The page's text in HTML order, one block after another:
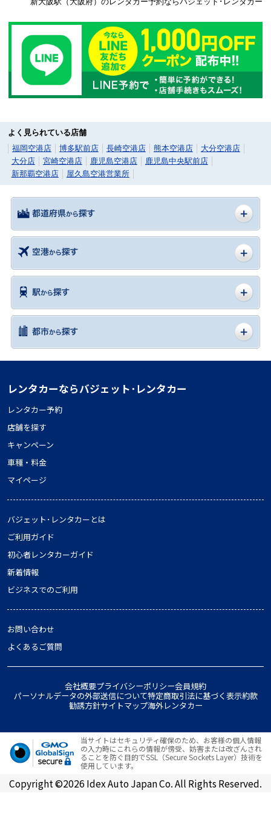
よく見られている店舗
福岡空港店
博多駅前店 長崎空港店 熊本空港店
大分空港店
大分店
宮崎空港店 鹿児島空港店
鹿児島中央駅前店
新那覇空港店
屋久島空港営業所
レンタカーならバジェット･レンタカー
レンタカー予約
店舗を探す
キャンペーン
車種・料金
マイページ
バジェット･レンタカーとは
ご利用ガイド
初心者レンタカーガイド
新着情報
ビジネスでのご利用
お問い合わせ
よくあるご質問
会社概要プライバシーポリシー会員規約
パーソナルデータの外部送信について特定商取引法に基づく表示約款
勧誘方針サイトマップ海外レンタカー
当サイトはセキュリティ確保のため、お客様の個人情報
の入力時にこれらの情報が傍受、妨害または改ざんされ
ることを防ぐ目的でSSL（Secure Sockets Layer）技術を
使用しています。
Copyright ©2026 Idex Auto Japan Co. All Rights Reserved.